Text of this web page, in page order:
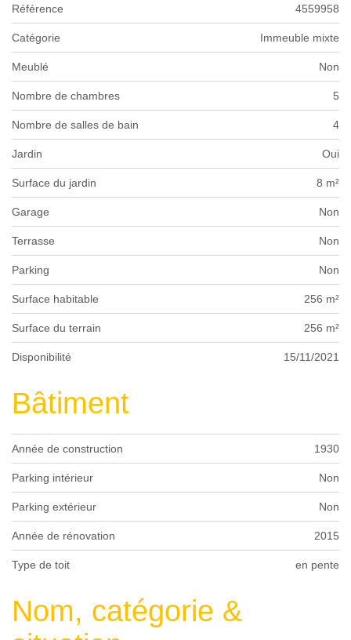
Référence 4559958
Catégorie Immeuble mixte
Meublé Non
Nombre de chambres 5
Nombre de salles de bain 4
Jardin Oui
Surface du jardin 8 m²
Garage Non
Terrasse Non
Parking Non
Surface habitable 256 m²
Surface du terrain 256 m²
Disponibilité 15/11/2021
Bâtiment
Année de construction 1930
Parking intérieur Non
Parking extérieur Non
Année de rénovation 2015
Type de toit en pente
Nom, catégorie &